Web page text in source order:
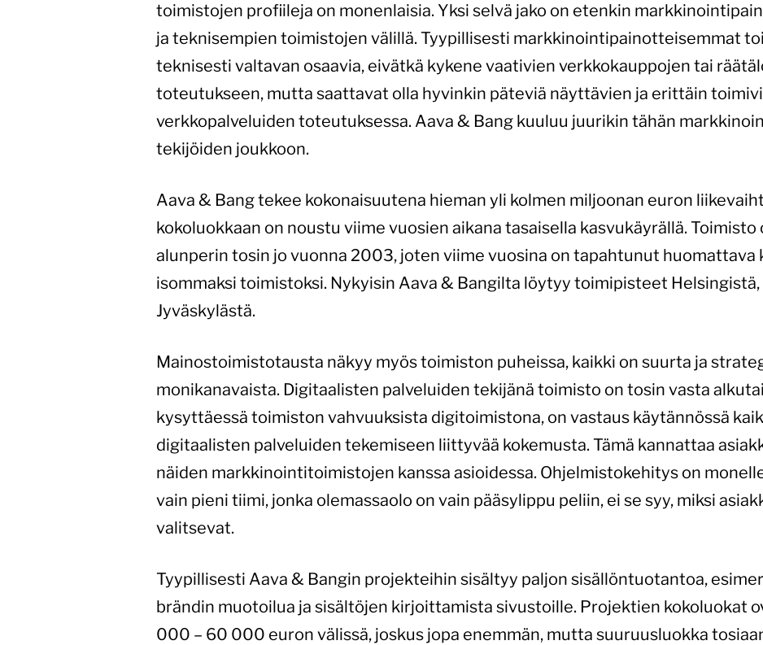
toimistojen profiileja on monenlaisia. Yksi selvä jako on etenkin
ja teknisempien toimistojen välillä. Tyypillisesti markkinointipainotteisemmat
teknisesti valtavan osaavia, eivätkä kykene vaativien verkkokauppojen tai
toteutukseen, mutta saattavat olla hyvinkin päteviä näyttävien ja erittäin
verkkopalveluiden toteutuksessa. Aava & Bang kuuluu juurikin tähän
tekijöiden joukkoon.
Aava & Bang tekee kokonaisuutena hieman yli kolmen miljoonan euron
kokoluokkaan on noustu viime vuosien aikana tasaisella kasvukäyrällä.
alunperin tosin jo vuonna 2003, joten viime vuosina on tapahtunut huomattava
isommaksi toimistoksi. Nykyisin Aava & Bangilta löytyy toimipisteet Helsingistä,
Jyväskylästä.
Mainostoimistotausta näkyy myös toimiston puheissa, kaikki on suurta ja
monikanavaista. Digitaalisten palveluiden tekijänä toimisto on tosin vasta
kysyttäessä toimiston vahvuuksista digitoimistona, on vastaus käytännössä
digitaalisten palveluiden tekemiseen liittyvää kokemusta. Tämä kannattaa
näiden markkinointitoimistojen kanssa asioidessa. Ohjelmistokehitys on
vain pieni tiimi, jonka olemassaolo on vain pääsylippu peliin, ei se syy, miksi
valitsevat.
Tyypillisesti Aava & Bangin projekteihin sisältyy paljon sisällöntuotantoa,
brändin muotoilua ja sisältöjen kirjoittamista sivustoille. Projektien kokoluokat
000 – 60 000 euron välissä, joskus jopa enemmän, mutta suuruusluokka